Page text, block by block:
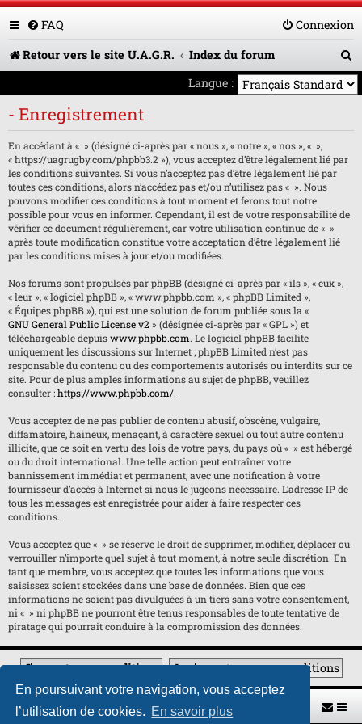
En poursuivant votre navigation, vous acceptez
l’utilisation de cookies. En savoir plus
FAQ
Connexion
Retour vers le site U.A.G.R.
Index du forum
e
h
Langue :
- Enregistrement
En accédant à « » (désigné ci-après par « nous », « notre », « nos », « »,
« https://uagrugby.com/phpbb3.2 »), vous acceptez d’être légalement lié par
les conditions suivantes. Si vous n’acceptez pas d’être légalement lié par
toutes ces conditions, alors n’accédez pas et/ou n’utilisez pas « ». Nous
pouvons modifier ces conditions à tout moment et ferons tout notre
possible pour vous en informer. Cependant, il est de votre responsabilité de
vérifier ce document régulièrement, car votre utilisation continue de « »
après toute modification constitue votre acceptation d’être légalement lié
par les conditions mises à jour et/ou modifiées.
Nos forums sont propulsés par phpBB (désigné ci-après par « ils », « eux »,
« leur », « logiciel phpBB », « www.phpbb.com », « phpBB Limited »,
« Équipes phpBB »), qui est une solution de forum publiée sous la «
GNU General Public License v2 » (désignée ci-après par « GPL ») et
téléchargeable depuiswww.phpbb.com. Le logiciel phpBB facilite
uniquement les discussions sur Internet ; phpBB Limited n’est pas
responsable du contenu ou des comportements autorisés ou interdits sur ce
site. Pour de plus amples informations au sujet de phpBB, veuillez
consulter :https://www.phpbb.com/.
Vous acceptez de ne pas publier de contenu abusif, obscène, vulgaire,
diffamatoire, haineux, menaçant, à caractère sexuel ou tout autre contenu
illicite, que ce soit en vertu des lois de votre pays, du pays où « » est hébergé
ou du droit international. Une telle action peut entraîner votre
bannissement immédiat et permanent, avec une notification à votre
fournisseur d’accès à Internet si nous le jugeons nécessaire. L’adresse IP de
tous les messages est enregistrée pour aider à faire respecter ces
conditions.
Vous acceptez que « » se réserve le droit de supprimer, modifier, déplacer ou
verrouiller n’importe quel sujet à tout moment, à notre seule discrétion. En
tant que membre, vous acceptez que toutes les informations que vous
saisissez soient stockées dans une base de données. Bien que ces
informations ne soient pas divulguées à un tiers sans votre consentement,
ni « » ni phpBB ne pourront être tenus responsables de toute tentative de
piratage qui pourrait conduire à la compromission des données.
Retour vers le site U.A.G.R. Index du forum